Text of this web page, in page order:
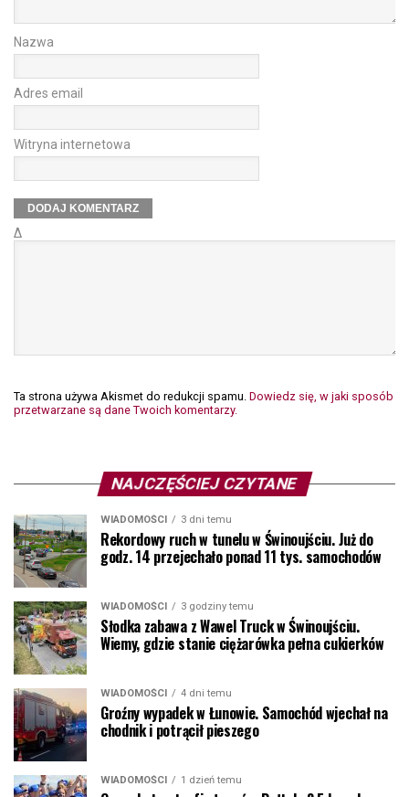
Nazwa
Adres email
Witryna internetowa
Δ
Ta strona używa Akismet do redukcji spamu. Dowiedz się, w jaki sposób
przetwarzane są dane Twoich komentarzy.
NAJCZĘŚCIEJ CZYTANE
WIADOMOŚCI 3 dni temu
Rekordowy ruch w tunelu w Świnoujściu. Już do
godz. 14 przejechało ponad 11 tys. samochodów
WIADOMOŚCI 3 godziny temu
Słodka zabawa z Wawel Truck w Świnoujściu.
Wiemy, gdzie stanie ciężarówka pełna cukierków
WIADOMOŚCI 4 dni temu
Groźny wypadek w Łunowie. Samochód wjechał na
chodnik i potrącił pieszego
WIADOMOŚCI 1 dzień temu